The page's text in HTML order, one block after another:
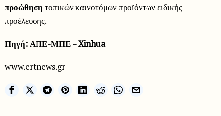
προώθηση τοπικών καινοτόμων προϊόντων ειδικής
προέλευσης.
Πηγή: ΑΠΕ-ΜΠΕ – Xinhua
www.ertnews.gr